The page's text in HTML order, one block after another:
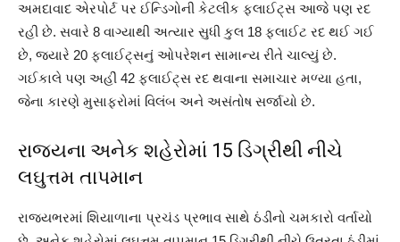
અમદાવાદ એરપોર્ટ પર ઈન્ડિગોની કેટલીક ફ્લાઈટ્સ આજે પણ રદ
રહી છે. સવારે 8 વાગ્યાથી અત્યાર સુધી કુલ 18 ફ્લાઈટ રદ થઈ ગઈ
છે, જ્યારે 20 ફ્લાઈટ્સનું ઓપરેશન સામાન્ય રીતે ચાલ્યું છે.
ગઈકાલે પણ અહીં 42 ફ્લાઈટ્સ રદ થવાના સમાચાર મળ્યા હતા,
જેના કારણે મુસાફરોમાં વિલંબ અને અસંતોષ સર્જાયો છે.
રાજ્યના અનેક શહેરોમાં 15 ડિગ્રીથી નીચે
લઘુત્તમ તાપમાન
રાજ્યભરમાં શિયાળાના પ્રચંડ પ્રભાવ સાથે ઠંડીનો ચમકારો વર્તાયો